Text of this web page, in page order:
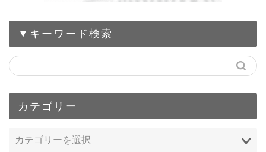
▼キーワード検索
カテゴリー